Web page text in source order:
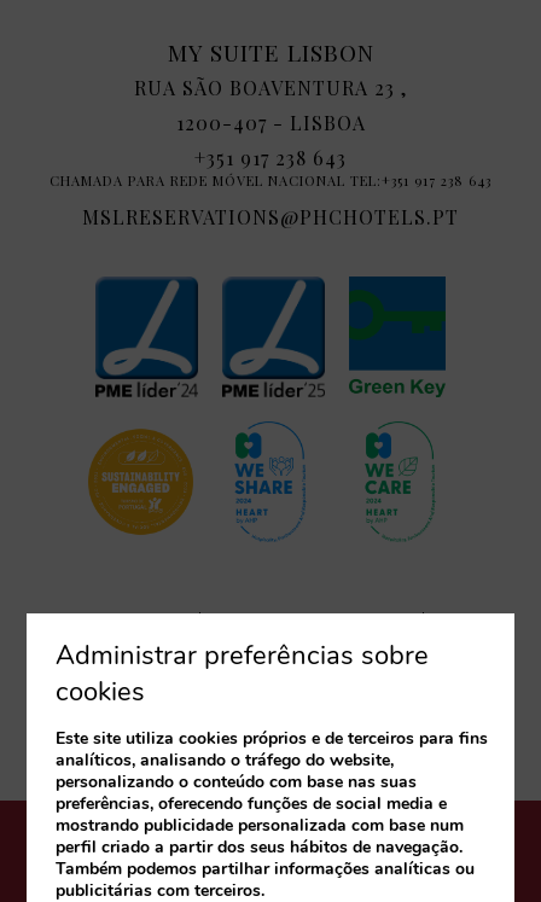
MY SUITE LISBON
RUA SÃO BOAVENTURA 23 ,
1200-407 - LISBOA
+351 917 238 643
CHAMADA PARA REDE MÓVEL NACIONAL TEL:+351 917 238 643
MSLRESERVATIONS@PHCHOTELS.PT
PARCERIAS
AVISO LEGAL POLÍTICA DE COOKIES
Administrar preferências sobre
cookies
Este site utiliza cookies próprios e de terceiros para fins
analíticos, analisando o tráfego do website,
personalizando o conteúdo com base nas suas
preferências, oferecendo funções de social media e
mostrando publicidade personalizada com base num
perfil criado a partir dos seus hábitos de navegação.
Também podemos partilhar informações analíticas ou
publicitárias com terceiros.